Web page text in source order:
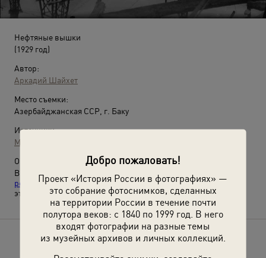
Добро пожаловать!
Проект «История России в фотографиях» —
это собрание фотоснимков, сделанных
на территории России в течение почти
полутора веков: с 1840 по 1999 год. В него
входят фотографии на разные темы
из музейных архивов и личных коллекций.
Нефтяные вышки
(1929 год)
Автор:
Аркадий Шайхет
Место съемки:
Азербайджанская ССР, г. Баку
Источники:
МАММ / МДФ
О фотографии:
Выставки
«10 фотографий с нефтью» и
«Союз нерушимый
республик свободных: 15 республик СССР и их 15 столиц»
этой фотографией.
Расскажите друзьям об этом фото